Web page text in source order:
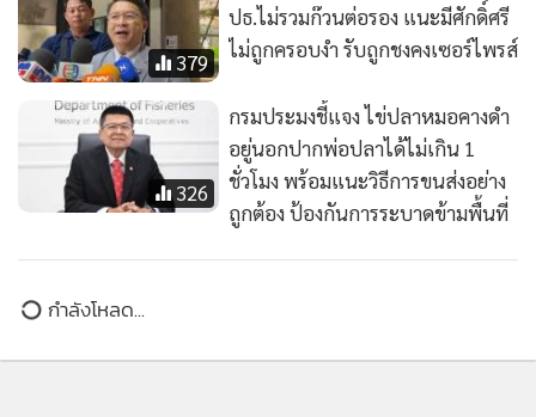
379
ปธ.ไม่รวมก๊วนต่อรอง แนะมีศักดิ์ศรี
ไม่ถูกครอบงำ รับถูกชงคงเซอร์ไพรส์
326
กรมประมงชี้แจง ไข่ปลาหมอคางดำ
อยู่นอกปากพ่อปลาได้ไม่เกิน 1
ชั่วโมง พร้อมแนะวิธีการขนส่งอย่าง
ถูกต้อง ป้องกันการระบาดข้ามพื้นที่
กำลังโหลด...